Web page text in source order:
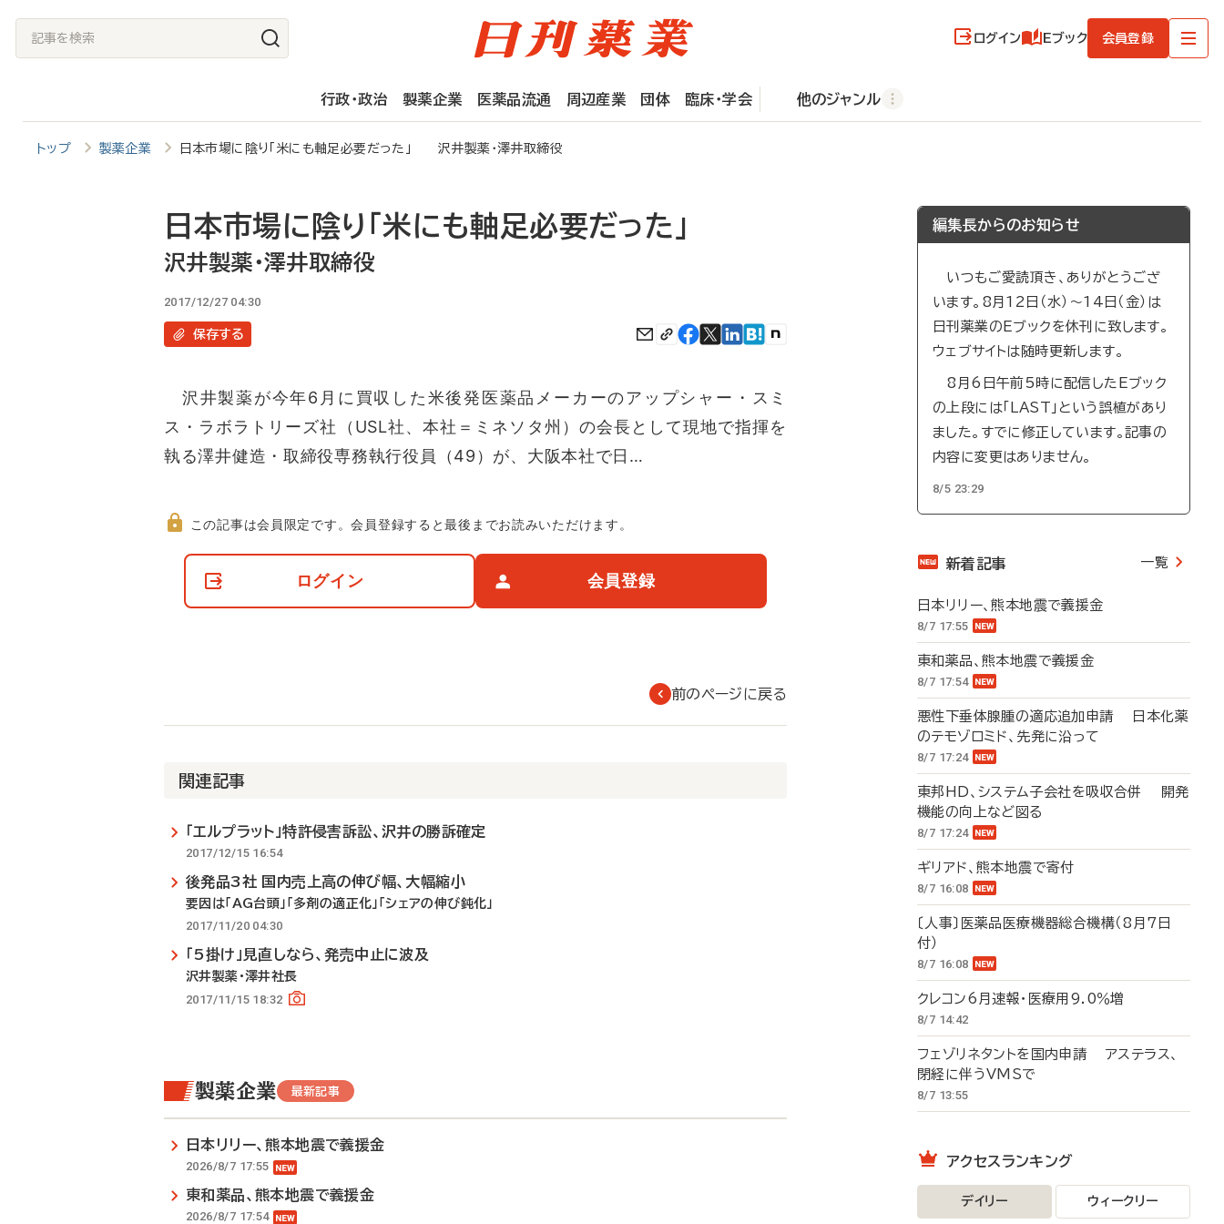
記
事
検
ログイン Eブック 会員登録
行政・政治 製薬企業 医薬品流通 周辺産業 団体 臨床・学会 他のジャンル
トップ 製薬企業 日本市場に陰り「米にも軸足必要だった」 沢井製薬・澤井取締役
日本市場に陰り「米にも軸足必要だった」
沢井製薬・澤井取締役
2017/12/27 04:30
保存する
沢井製薬が今年6月に買収した米後発医薬品メーカーのアップシャー・スミ
ス・ラボラトリーズ社（USL社、本社＝ミネソタ州）の会長として現地で指揮を
執る澤井健造・取締役専務執行役員（49）が、大阪本社で日…
て
この記事は会員限定です。会員登録すると最後までお読みいただけます。
ログイン 会員登録
前のページに戻る
関連記事
「エルプラット」特許侵害訴訟、沢井の勝訴確定
2017/12/15 16:54
後発品3社 国内売上高の伸び幅、大幅縮小
要因は「AG台頭」「多剤の適正化」「シェアの伸び鈍化」
2017/11/20 04:30
「5掛け」見直しなら、発売中止に波及
沢井製薬・澤井社長
2017/11/15 18:32
製薬企業 最新記事
日本リリー、熊本地震で義援金
2026/8/7 17:55
東和薬品、熊本地震で義援金
2026/8/7 17:54
編集長からのお知らせ
いつもご愛読頂き、ありがとうござ
います。8月12日（水）～14日（金）は
日刊薬業のEブックを休刊に致します。
ウェブサイトは随時更新します。
8月6日午前5時に配信したEブック
の上段には「LAST」という誤植があり
ました。すでに修正しています。記事の
内容に変更はありません。
8/5 23:29
新着記事 一覧
日本リリー、熊本地震で義援金
8/7 17:55
東和薬品、熊本地震で義援金
8/7 17:54
悪性下垂体腺腫の適応追加申請 日本化薬
のテモゾロミド、先発に沿って
8/7 17:24
東邦HD、システム子会社を吸収合併 開発
機能の向上など図る
8/7 17:24
ギリアド、熊本地震で寄付
8/7 16:08
〔人事〕医薬品医療機器総合機構（8月7日
付）
8/7 16:08
クレコン6月速報・医療用9.0％増
8/7 14:42
フェゾリネタントを国内申請 アステラス、
閉経に伴うVMSで
8/7 13:55
アクセスランキング
デイリー ウィークリー